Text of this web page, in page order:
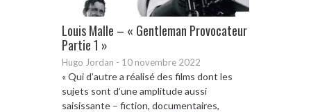
Louis Malle – « Gentleman Provocateur
Partie 1 »
Hugo Jordan - 10 novembre 2022
« Qui d’autre a réalisé des films dont les
sujets sont d’une amplitude aussi
saisissante – fiction, documentaires,